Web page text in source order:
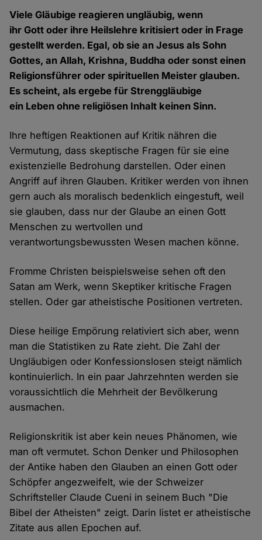
Viele Gläubige reagieren ungläubig, wenn
ihr Gott oder ihre Heilslehre kritisiert oder in Frage
gestellt werden. Egal, ob sie an Jesus als Sohn
Gottes, an Allah, Krishna, Buddha oder sonst einen
Religionsführer oder spirituellen Meister glauben.
Es scheint, als ergebe für Strenggläubige
ein Leben ohne religiösen Inhalt keinen Sinn.
Ihre heftigen Reaktionen auf Kritik nähren die
Vermutung, dass skeptische Fragen für sie eine
existenzielle Bedrohung darstellen. Oder einen
Angriff auf ihren Glauben. Kritiker werden von ihnen
gern auch als moralisch bedenklich eingestuft, weil
sie glauben, dass nur der Glaube an einen Gott
Menschen zu wertvollen und
verantwortungsbewussten Wesen machen könne.
Fromme Christen beispielsweise sehen oft den
Satan am Werk, wenn Skeptiker kritische Fragen
stellen. Oder gar atheistische Positionen vertreten.
Diese heilige Empörung relativiert sich aber, wenn
man die Statistiken zu Rate zieht. Die Zahl der
Ungläubigen oder Konfessionslosen steigt nämlich
kontinuierlich. In ein paar Jahrzehnten werden sie
voraussichtlich die Mehrheit der Bevölkerung
ausmachen.
Religionskritik ist aber kein neues Phänomen, wie
man oft vermutet. Schon Denker und Philosophen
der Antike haben den Glauben an einen Gott oder
Schöpfer angezweifelt, wie der Schweizer
Schriftsteller Claude Cueni in seinem Buch "Die
Bibel der Atheisten" zeigt. Darin listet er atheistische
Zitate aus allen Epochen auf.